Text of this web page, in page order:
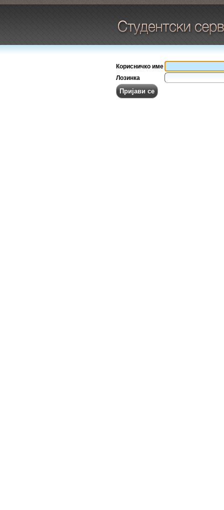
Корисничко име
Лозинка